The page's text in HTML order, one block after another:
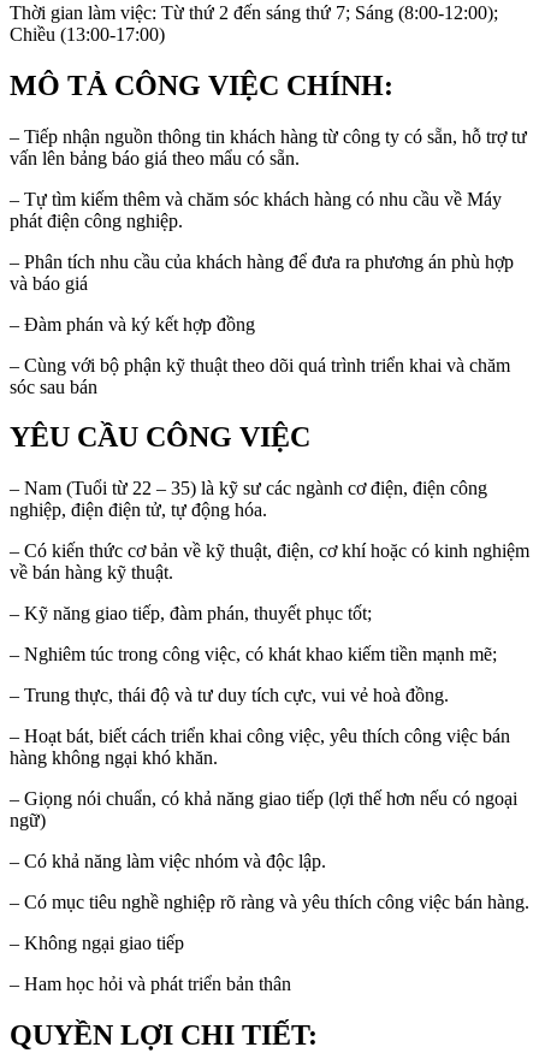
Thời gian làm việc: Từ thứ 2 đến sáng thứ 7; Sáng (8:00-12:00);
Chiều (13:00-17:00)
MÔ TẢ CÔNG VIỆC CHÍNH:
– Tiếp nhận nguồn thông tin khách hàng từ công ty có sẵn, hỗ trợ tư
vấn lên bảng báo giá theo mẩu có sẵn.
– Tự tìm kiếm thêm và chăm sóc khách hàng có nhu cầu về Máy
phát điện công nghiệp.
– Phân tích nhu cầu của khách hàng để đưa ra phương án phù hợp
và báo giá
– Đàm phán và ký kết hợp đồng
– Cùng với bộ phận kỹ thuật theo dõi quá trình triển khai và chăm
sóc sau bán
YÊU CẦU CÔNG VIỆC
– Nam (Tuổi từ 22 – 35) là kỹ sư các ngành cơ điện, điện công
nghiệp, điện điện tử, tự động hóa.
– Có kiến thức cơ bản về kỹ thuật, điện, cơ khí hoặc có kinh nghiệm
về bán hàng kỹ thuật.
– Kỹ năng giao tiếp, đàm phán, thuyết phục tốt;
– Nghiêm túc trong công việc, có khát khao kiếm tiền mạnh mẽ;
– Trung thực, thái độ và tư duy tích cực, vui vẻ hoà đồng.
– Hoạt bát, biết cách triển khai công việc, yêu thích công việc bán
hàng không ngại khó khăn.
– Giọng nói chuẩn, có khả năng giao tiếp (lợi thế hơn nếu có ngoại
ngữ)
– Có khả năng làm việc nhóm và độc lập.
– Có mục tiêu nghề nghiệp rõ ràng và yêu thích công việc bán hàng.
– Không ngại giao tiếp
– Ham học hỏi và phát triển bản thân
QUYỀN LỢI CHI TIẾT: